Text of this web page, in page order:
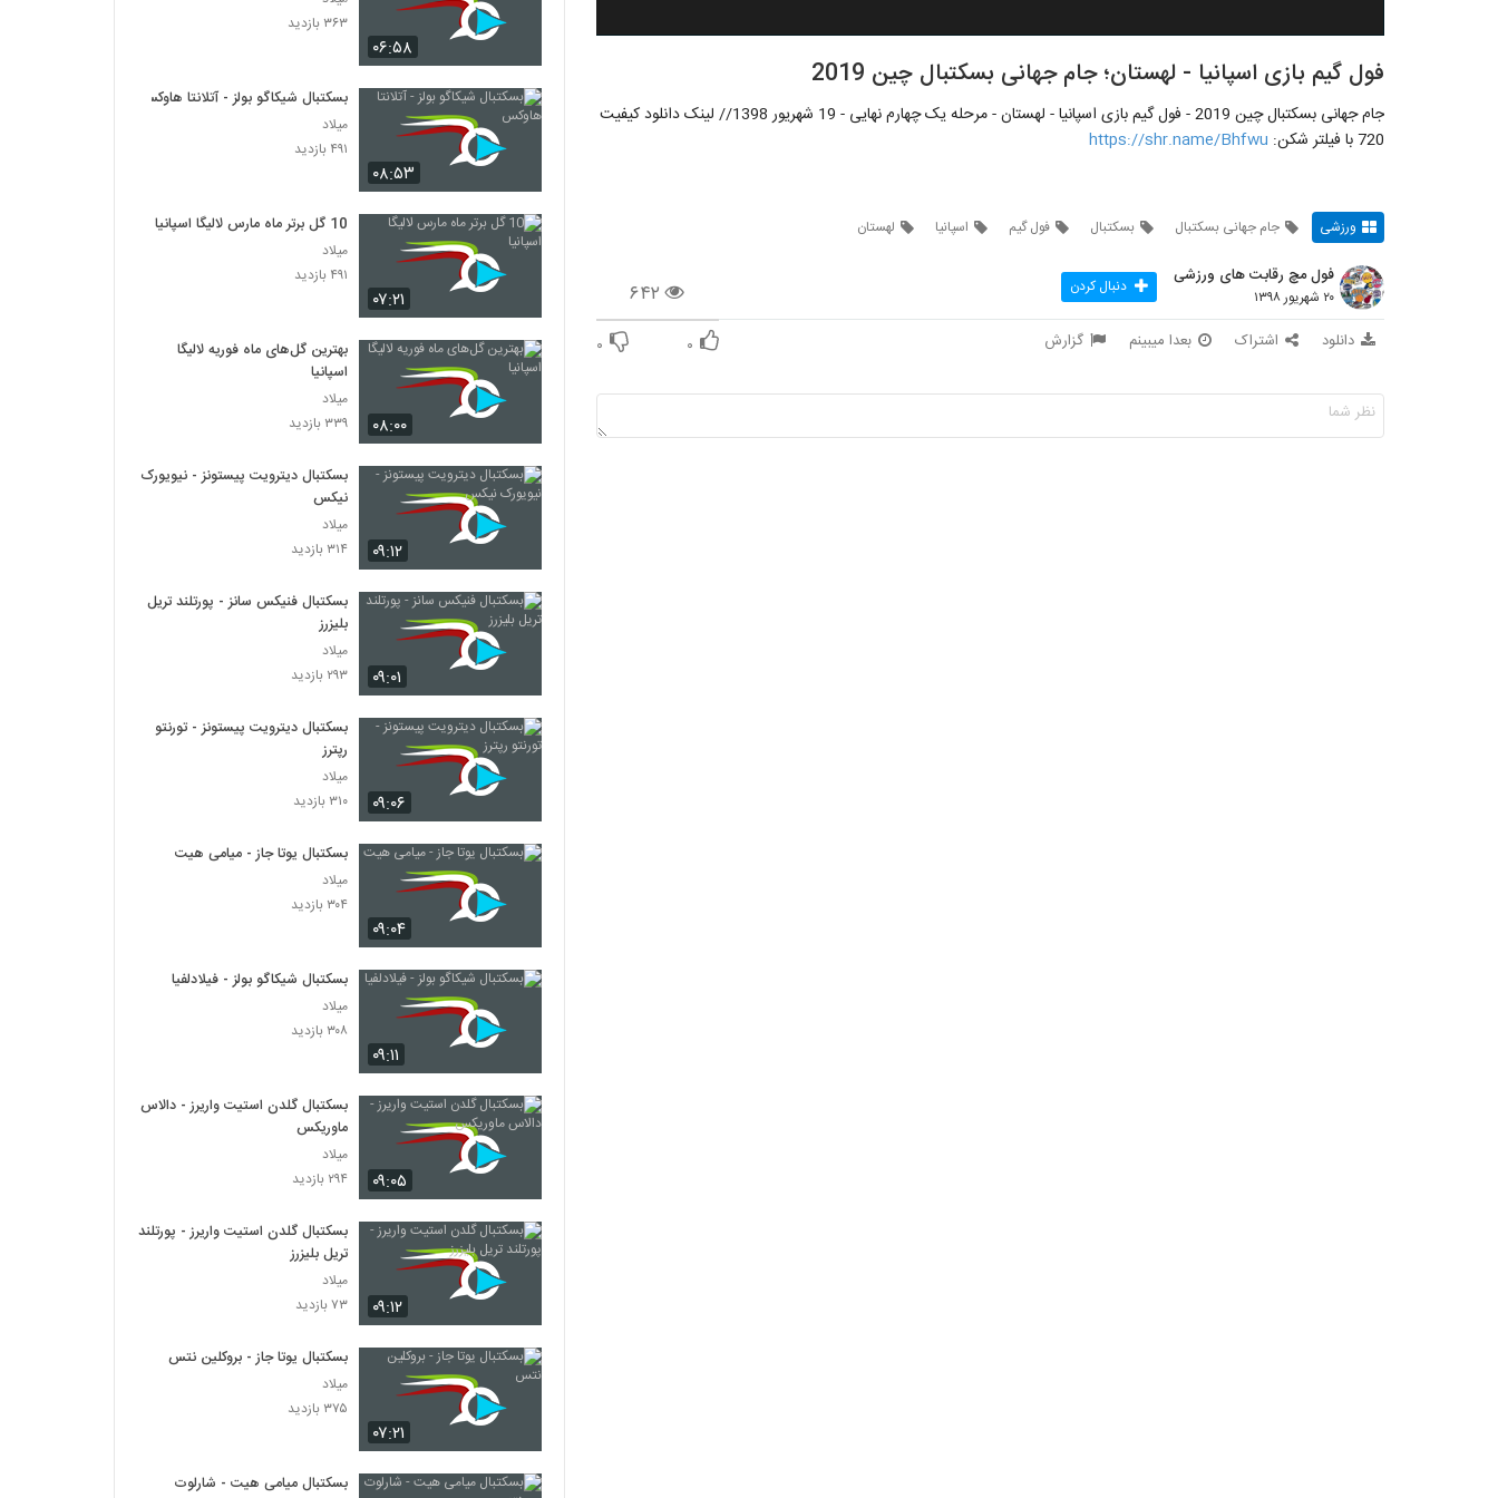
فول گیم بازی اسپانیا - لهستان؛ جام جهانی بسکتبال چین 2019
جام جهانی بسکتبال چین 2019 - فول گیم بازی اسپانیا - لهستان - مرحله یک چهارم نهایی - 19 شهریور 1398// لینک دانلود کیفیت
720 با فیلتر شکن:
https://shr.name/Bhfwu
ورزشی جام جهانی بسکتبال بسکتبال فول گیم اسپانیا لهستان
۶۴۲
فول مچ رقابت های ورزشی
۲۰ شهریور ۱۳۹۸ دنبال کردن
دانلود اشتراک بعدا میبینم گزارش ۰ ۰
۰۶:۵۸
۳۶۳ بازدید
۰۸:۵۳
بسکتبال شیکاگو بولز - آتلانتا هاوکس
میلاد
۴۹۱ بازدید
۰۷:۲۱
10 گل برتر ماه مارس لالیگا اسپانیا
میلاد
۴۹۱ بازدید
۰۸:۰۰
بهترین گل‌های ماه فوریه لالیگا
اسپانیا
میلاد
۳۳۹ بازدید
۰۹:۱۲
بسکتبال دیترویت پیستونز - نیویورک
نیکس
میلاد
۳۱۴ بازدید
۰۹:۰۱
بسکتبال فنیکس سانز - پورتلند تریل
بلیزرز
میلاد
۲۹۳ بازدید
۰۹:۰۶
بسکتبال دیترویت پیستونز - تورنتو
رپترز
میلاد
۳۱۰ بازدید
۰۹:۰۴
بسکتبال یوتا جاز - میامی هیت
میلاد
۳۰۴ بازدید
۰۹:۱۱
بسکتبال شیکاگو بولز - فیلادلفیا
میلاد
۳۰۸ بازدید
۰۹:۰۵
بسکتبال گلدن استیت واریرز - دالاس
ماوریکس
میلاد
۲۹۴ بازدید
۰۹:۱۲
بسکتبال گلدن استیت واریرز - پورتلند
تریل بلیزرز
میلاد
۷۳ بازدید
۰۷:۲۱
بسکتبال یوتا جاز - بروکلین نتس
میلاد
۳۷۵ بازدید
بسکتبال میامی هیت - شارلوت